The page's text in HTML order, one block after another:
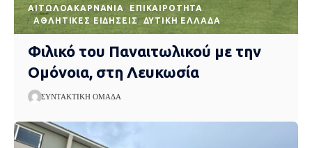
AΙΤΩΛΟΑΚΑΡΝΑΝΊΑ
EΠΙΚΑΙΡΌΤΗΤΑ
ΑΘΛΗΤΙΚΈΣ ΕΙΔΉΣΕΙΣ
ΔΥΤΙΚΉ ΕΛΛΆΔΑ
Φιλικό του Παναιτωλικού με την
Ομόνοια, στη Λευκωσία
ΣΥΝΤΑΚΤΙΚΉ ΟΜΆΔΑ